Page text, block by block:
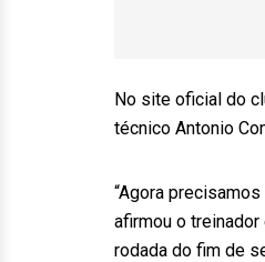
No site oficial do
técnico Antonio
“Agora
afirmou o
rodada do fim de